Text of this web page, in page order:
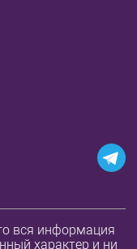
вся информация
характер и ни